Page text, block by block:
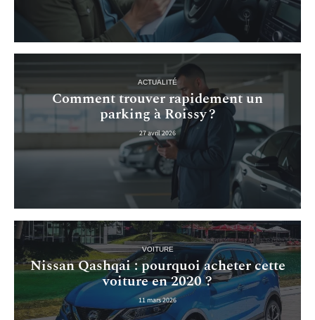
ACTUALITÉ
Comment trouver rapidement un
parking à Roissy ?
27 avril 2026
VOITURE
Nissan Qashqai : pourquoi acheter cette
voiture en 2020 ?
11 mars 2026